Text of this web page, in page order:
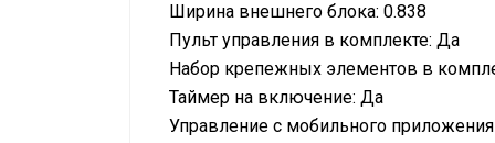
Ширина внешнего блока: 0.838
Пульт управления в комплекте: Да
Набор крепежных элементов в
Таймер на включение: Да
Управление c мобильного